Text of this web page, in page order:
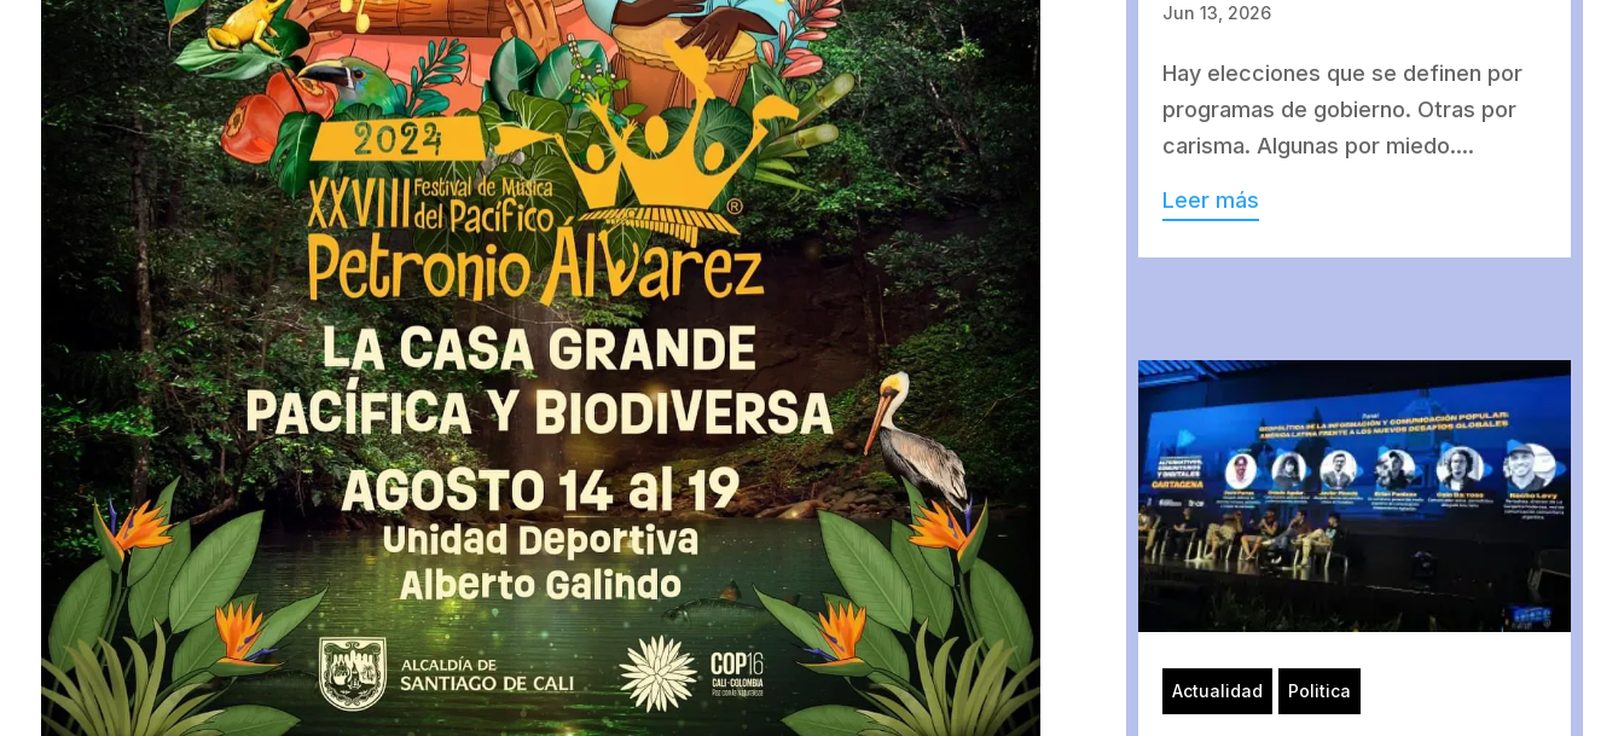
Jun 13, 2026
Hay elecciones que se definen por
programas de gobierno. Otras por
carisma. Algunas por miedo....
Leer más
Actualidad Politica